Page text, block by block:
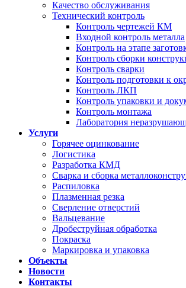
Качество обслуживания
Технический контроль
Контроль чертежей КМ
Входной контроль металла
Контроль на этапе
Контроль сборки
Контроль сварки
Контроль подготовки к
Контроль ЛКП
Контроль упаковки и
Контроль монтажа
Лаборатория
Услуги
Горячее оцинкование
Логистика
Разработка КМД
Сварка и сборка
Распиловка
Плазменная резка
Сверление отверстий
Вальцевание
Дробеструйная обработка
Покраска
Маркировка и упаковка
Объекты
Новости
Контакты